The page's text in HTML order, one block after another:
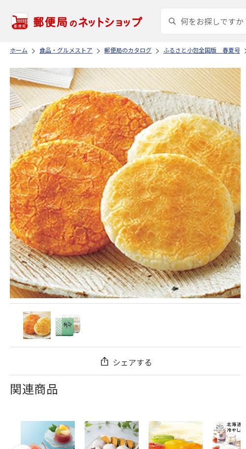
ホーム 食品・グルメストア 郵便局のカタログ ふるさと小包全国版 春夏号
シェアする
関連商品